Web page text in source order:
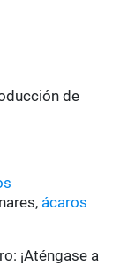
de
ácaros
¡Aténgase a